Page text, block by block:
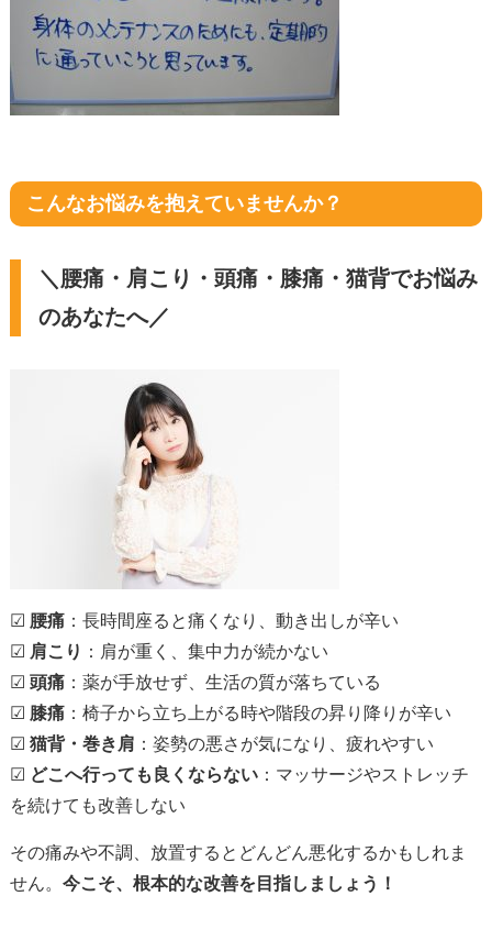
こんなお悩みを抱えていませんか？
＼腰痛・肩こり・頭痛・膝痛・猫背でお悩み
のあなたへ／
☑ 腰痛：長時間座ると痛くなり、動き出しが辛い
☑ 肩こり ：肩が重く、集中力が続かない
☑ 頭痛：薬が手放せず、生活の質が落ちている
☑ 膝痛：椅子から立ち上がる時や階段の昇り降りが辛い
☑ 猫背・巻き肩 ：姿勢の悪さが気になり、疲れやすい
☑ どこへ行っても良くならない：マッサージやストレッチ
を続けても改善しない
その痛みや不調、放置するとどんどん悪化するかもしれま
せん。 今こそ、根本的な改善を目指しましょう！